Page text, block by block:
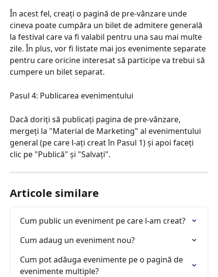
În acest fel, creați o pagină de pre-vânzare unde
cineva poate cumpăra un bilet de admitere generală
la festival care va fi valabil pentru una sau mai multe
zile. În plus, vor fi listate mai jos evenimente separate
pentru care oricine interesat să participe va trebui să
cumpere un bilet separat.
Pasul 4: Publicarea evenimentului
Dacă doriți să publicați pagina de pre-vânzare,
mergeți la "Material de Marketing" al evenimentului
general (pe care l-ați creat în Pasul 1) și apoi faceți
clic pe "Publică" și "Salvați".
Articole similare
Cum public un eveniment pe care l-am creat?
Cum adaug un eveniment nou?
Cum pot adăuga evenimente pe o pagină de
evenimente multiple?